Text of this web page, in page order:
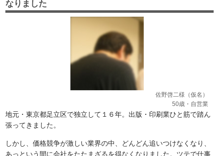
なりました
佐野啓二様（仮名）
50歳・自営業
地元・東京都足立区で独立して１６年。出版・印刷業ひと筋で踏ん
張ってきました。
しかし、価格競争が激しい業界の中、どんどん追いつけなくなり、
あっという間に会社をたたまざるを得なくなりました。ツテで仕事